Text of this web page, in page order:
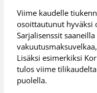
Viime kaudelle
osoittautunut hyväksi
Sarjalisenssit
Lisäksi esimerkiksi
tulos viime
puolella.